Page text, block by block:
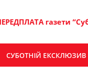
газети
СУБОТНІЙ ЕКСКЛЮЗИВ